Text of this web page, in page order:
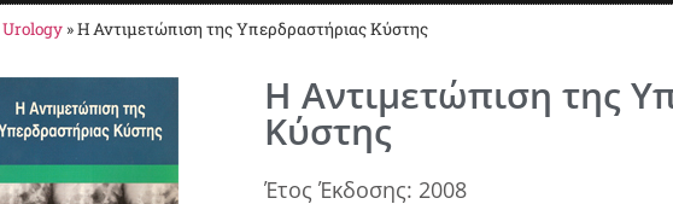
Urology »Η Αντιμετώπιση της Υπερδραστήριας Κύστης
Η Αντιμετώπιση της
Κύστης
Έτος Έκδοσης: 2008